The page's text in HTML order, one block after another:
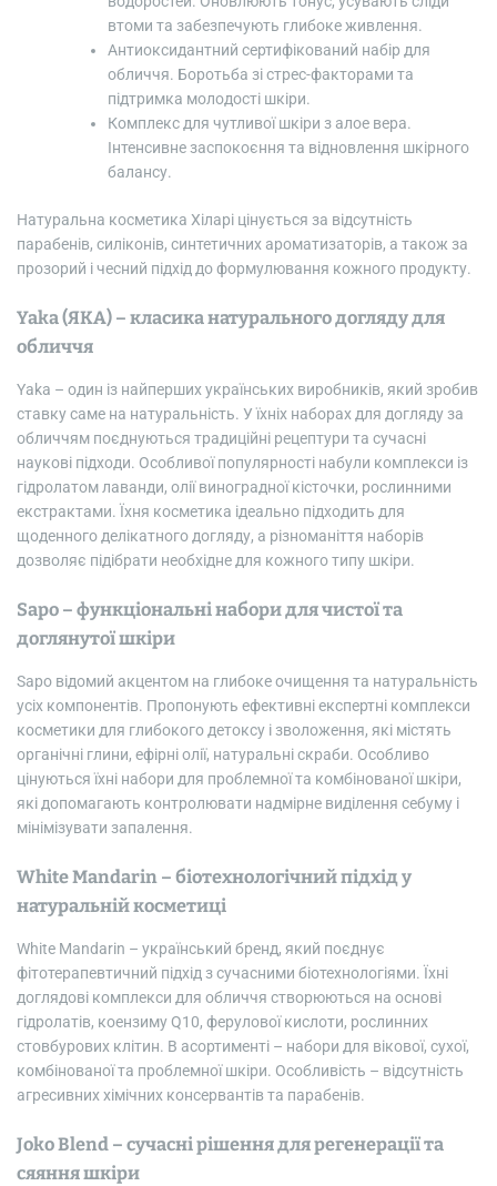
втоми та забезпечують глибоке живлення.
Антиоксидантний сертифікований набір для
обличчя. Боротьба зі стрес-факторами та
підтримка молодості шкіри.
Комплекс для чутливої шкіри з алое вера.
Інтенсивне заспокоєння та відновлення шкірного
балансу.
Натуральна косметика Хіларі цінується за відсутність
парабенів, силіконів, синтетичних ароматизаторів, а також за
прозорий і чесний підхід до формулювання кожного продукту.
Yaka (ЯКА) – класика натурального догляду для
обличчя
Yaka – один із найперших українських виробників, який зробив
ставку саме на натуральність. У їхніх наборах для догляду за
обличчям поєднуються традиційні рецептури та сучасні
наукові підходи. Особливої популярності набули комплекси із
гідролатом лаванди, олії виноградної кісточки, рослинними
екстрактами. Їхня косметика ідеально підходить для
щоденного делікатного догляду, а різноманіття наборів
дозволяє підібрати необхідне для кожного типу шкіри.
Sapo – функціональні набори для чистої та
доглянутої шкіри
Sapo відомий акцентом на глибоке очищення та натуральність
усіх компонентів. Пропонують ефективні експертні комплекси
косметики для глибокого детоксу і зволоження, які містять
органічні глини, ефірні олії, натуральні скраби. Особливо
цінуються їхні набори для проблемної та комбінованої шкіри,
які допомагають контролювати надмірне виділення себуму і
мінімізувати запалення.
White Mandarin – біотехнологічний підхід у
натуральній косметиці
White Mandarin – український бренд, який поєднує
фітотерапевтичний підхід з сучасними біотехнологіями. Їхні
доглядові комплекси для обличчя створюються на основі
гідролатів, коензиму Q10, ферулової кислоти, рослинних
стовбурових клітин. В асортименті – набори для вікової, сухої,
комбінованої та проблемної шкіри. Особливість – відсутність
агресивних хімічних консервантів та парабенів.
Joko Blend – сучасні рішення для регенерації та
сяяння шкіри